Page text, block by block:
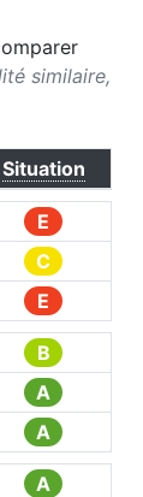
similaire,
Situation
E
C
E
B
A
A
A